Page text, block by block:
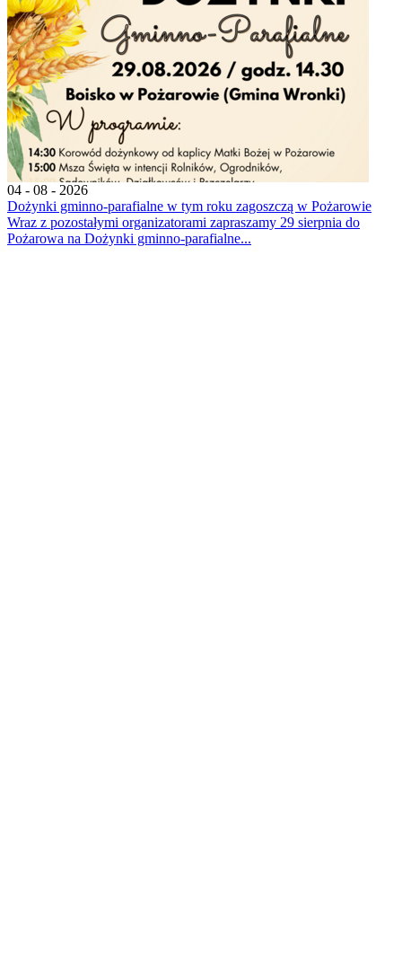
04 - 08 - 2026
Dożynki gminno-parafialne w tym roku zagoszczą w Pożarowie
Wraz z pozostałymi organizatorami zapraszamy 29 sierpnia do
Pożarowa na Dożynki gminno-parafialne...